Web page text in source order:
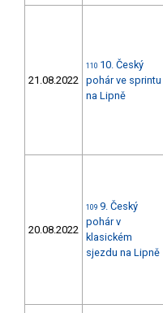
21.08.2022
110 10. Český
pohár ve sprintu
na Lipně
20.08.2022
109 9. Český
pohár v
klasickém
sjezdu na Lipně